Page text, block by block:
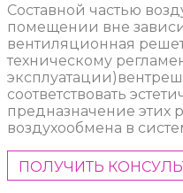
Составной частью
помещении вне
вентиляционная
техническому
соответствовать
предназначение этих
воздухообмена в
ПОЛУЧИТЬ